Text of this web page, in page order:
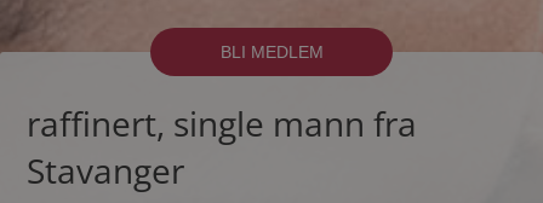
BLI MEDLEM
raffinert, single mann fra
Stavanger